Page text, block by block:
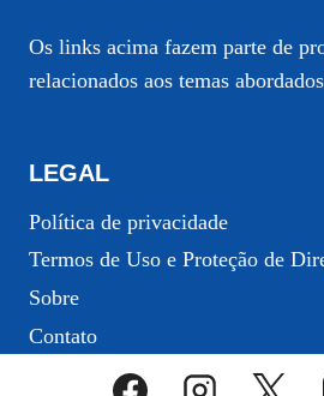
Os links acima fazem parte de
relacionados aos temas
LEGAL
Política de privacidade
Termos de Uso e Proteção de
Sobre
Contato